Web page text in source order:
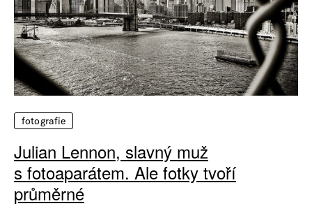
fotografie
Julian Lennon, slavný muž
s fotoaparátem. Ale fotky tvoří
průměrné